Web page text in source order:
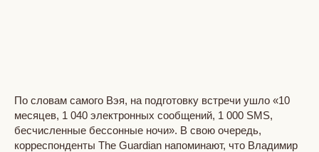
По словам самого Вэя, на подготовку встречи ушло «10
месяцев, 1 040 электронных сообщений, 1 000 SMS,
бесчисленные бессонные ночи». В свою очередь,
корреспонденты The Guardian напоминают, что Владимир